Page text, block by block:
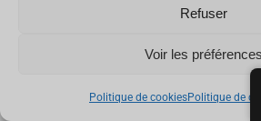
Refuser
Voir les préférences
Politique de cookiesPolitique de
Cloud privé / dédié